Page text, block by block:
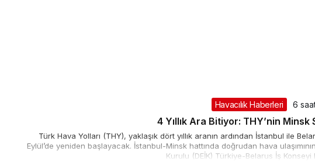
Havacılık Haberleri 6
4 Yıllık Ara Bitiyor: THY’nin
Türk Hava Yolları (THY), yaklaşık dört yıllık aranın ardından İstanbul ile
Eylül’de yeniden başlayacak. İstanbul-Minsk hattında doğrudan hava
Kurulu (DEİK) Türkiye-Belarus İş Konseyi